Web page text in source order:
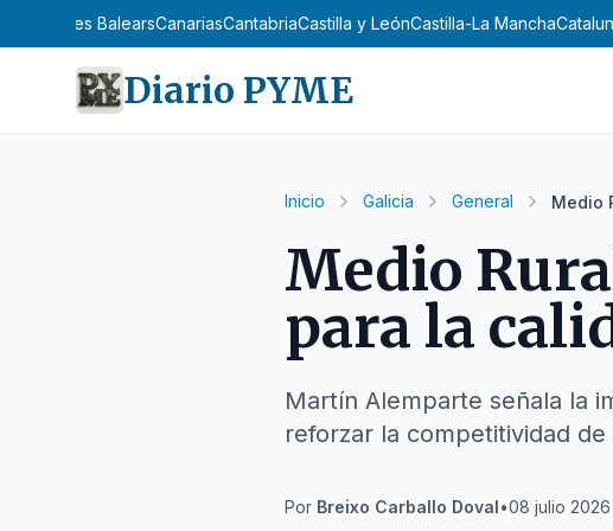
Illes BalearsCanariasCantabriaCastilla y LeónCastilla-La Mancha
Diario PYME
Inicio Galicia General Medio
Medio
para la
Martín Alemparte señala la
reforzar la competitividad
Por Breixo Carballo Doval•08 julio 2026